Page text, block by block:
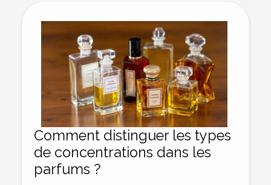
Comment distinguer les types
de concentrations dans les
parfums ?